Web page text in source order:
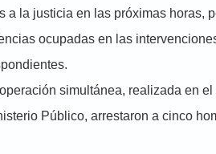
a la justicia en las próximas horas,
ocupadas en las
simultánea, realizada en
Público, arrestaron a cinco